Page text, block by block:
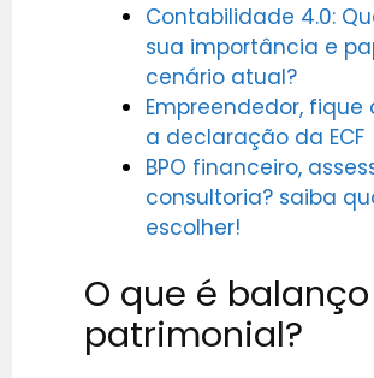
Contabilidade 4.0:
sua importância e
cenário atual?
Empreendedor,
a declaração da ECF
BPO financeiro,
consultoria? saiba
escolher!
O que é balanço
patrimonial?